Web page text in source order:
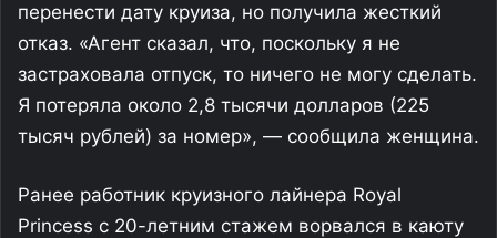
перенести дату круиза, но получила жесткий
отказ. «Агент сказал, что, поскольку я не
застраховала отпуск, то ничего не могу сделать.
Я потеряла около 2,8 тысячи долларов (225
тысяч рублей) за номер», — сообщила женщина.
Ранее работник круизного лайнера Royal
Princess с 20-летним стажем ворвался в каюту